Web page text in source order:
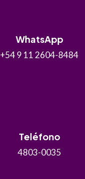
WhatsApp
+54 9 11 2604-8484
Teléfono
4803-0035